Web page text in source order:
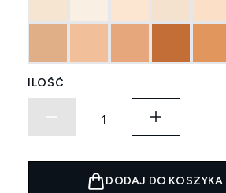
ILOŚĆ
DODAJ DO KOSZYKA